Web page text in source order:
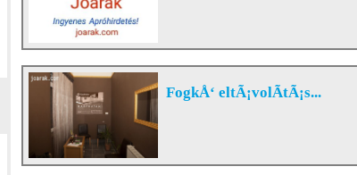
FogkÅ‘ eltÃ¡volÃ­tÃ¡s...